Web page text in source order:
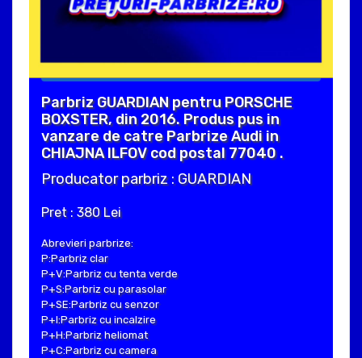
Parbriz GUARDIAN pentru PORSCHE
BOXSTER, din 2016. Produs pus in
vanzare de catre Parbrize Audi in
CHIAJNA ILFOV cod postal 77040 .
Producator parbriz : GUARDIAN
Pret : 380 Lei
Abrevieri parbrize:
P:Parbriz clar
P+V:Parbriz cu tenta verde
P+S:Parbriz cu parasolar
P+SE:Parbriz cu senzor
P+I:Parbriz cu incalzire
P+H:Parbriz heliomat
P+C:Parbriz cu camera